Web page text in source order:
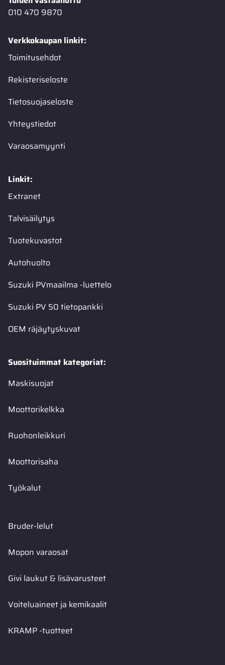
010 470 9870
Verkkokaupan linkit:
Toimitusehdot
Rekisteriseloste
Tietosuojaseloste
Yhteystiedot
Varaosamyynti
Linkit:
Extranet
Talvisäilytys
Tuotekuvastot
Autohuolto
Suzuki PVmaailma -luettelo
Suzuki PV 50 tietopankki
OEM räjäytyskuvat
Suosituimmat kategoriat:
Maskisuojat
Moottorikelkka
Ruohonleikkuri
Moottorisaha
Työkalut
Bruder-lelut
Mopon varaosat
Givi laukut & lisävarusteet
Voiteluaineet ja kemikaalit
KRAMP -tuotteet